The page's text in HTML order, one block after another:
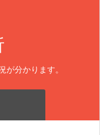
が分かります。